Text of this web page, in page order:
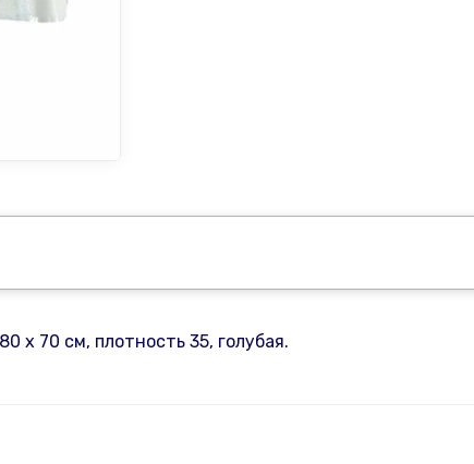
х 70 см, плотность 35, голубая.